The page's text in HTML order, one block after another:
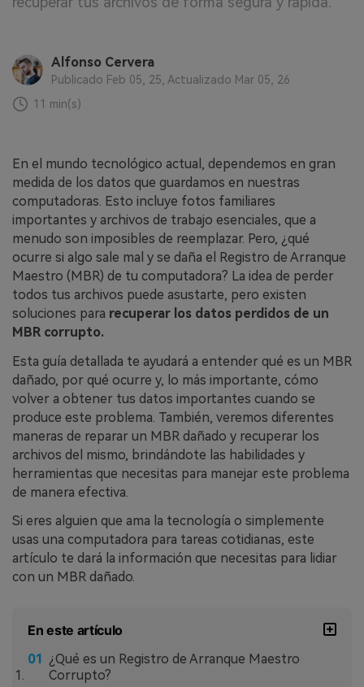
Alfonso Cervera
Publicado Feb 05, 25, Actualizado Mar 05, 26
11 min(s)
En el mundo tecnológico actual, dependemos en gran
medida de los datos que guardamos en nuestras
computadoras. Esto incluye fotos familiares
importantes y archivos de trabajo esenciales, que a
menudo son imposibles de reemplazar.󠀲󠀡󠀩󠀣󠀡󠀩󠀢󠀥󠀢󠀳󠀰 Pero, ¿qué
ocurre si algo sale mal y se daña el Registro de Arranque
Maestro (MBR) de tu computadora? La idea de perder
todos tus archivos puede asustarte, pero existen
soluciones para recuperar los datos perdidos de un
MBR corrupto.
Esta guía detallada te ayudará a entender qué es un MBR
dañado, por qué ocurre y, lo más importante, cómo
volver a obtener tus datos importantes cuando se
produce este problema.󠀲󠀡󠀩󠀣󠀡󠀩󠀢󠀥󠀥󠀳󠀰 También, veremos diferentes
maneras de reparar un MBR dañado y recuperar los
archivos del mismo, brindándote las habilidades y
herramientas que necesitas para manejar este problema
de manera efectiva.󠀲󠀡󠀩󠀣󠀡󠀩󠀢󠀥󠀦󠀳
Si eres alguien que ama la tecnología o simplemente
usas una computadora para tareas cotidianas, este
artículo te dará la información que necesitas para lidiar
con un MBR dañado.󠀲󠀡󠀩󠀣󠀡󠀩󠀢󠀥󠀧󠀳
En este artículo
¿Qué es un Registro de Arranque Maestro
Corrupto?